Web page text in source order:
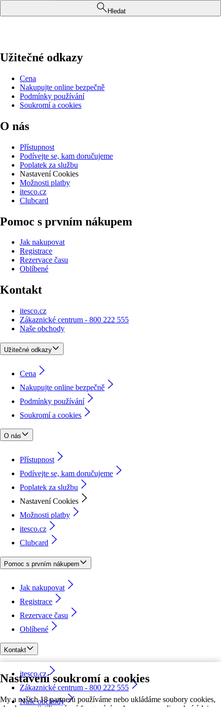
Nastavení soukromí a cookies
My a našich 18 partnerů používáme nebo ukládáme soubory cookies,
Hledat
Užitečné odkazy
Cena
Nakupujte online bezpečně
Podmínky používání
Soukromí a cookies
O nás
Přístupnost
Podívejte se, kam doručujeme
Poplatek za službu
Nastavení Cookies
Možnosti platby
itesco.cz
Clubcard
Pomoc s prvním nákupem
Jak nakupovat
Registrace
Rezervace času
Oblíbené
Kontakt
itesco.cz
Zákaznické centrum - 800 222 555
Naše obchody
Užitečné odkazy
Cena
Nakupujte online bezpečně
Podmínky používání
Soukromí a cookies
O nás
Přístupnost
Podívejte se, kam doručujeme
Poplatek za službu
Nastavení Cookies
Možnosti platby
itesco.cz
Clubcard
Pomoc s prvním nákupem
Jak nakupovat
Registrace
Rezervace času
Oblíbené
Kontakt
itesco.cz
Zákaznické centrum - 800 222 555
Naše obchody